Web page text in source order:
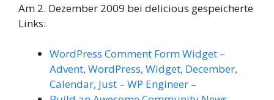
Am 2. Dezember 2009 bei delicious gespeicherte
Links:
WordPress Comment Form Widget –
Advent, WordPress, Widget, December,
Calendar, Just – WP Engineer –